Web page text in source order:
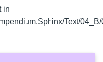
in
Text/